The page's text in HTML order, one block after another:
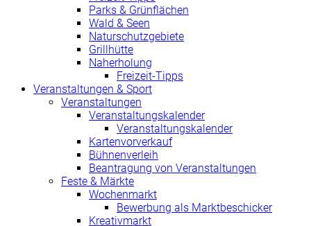
Parks & Grünflächen
Wald & Seen
Naturschutzgebiete
Grillhütte
Naherholung
Freizeit-Tipps
Veranstaltungen & Sport
Veranstaltungen
Veranstaltungskalender
Veranstaltungskalender
Kartenvorverkauf
Bühnenverleih
Beantragung von Veranstaltungen
Feste & Märkte
Wochenmarkt
Bewerbung als Marktbeschicker
Kreativmarkt